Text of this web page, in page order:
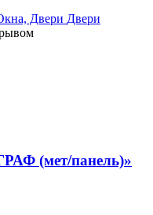
Двери Двери
(мет/панель)»